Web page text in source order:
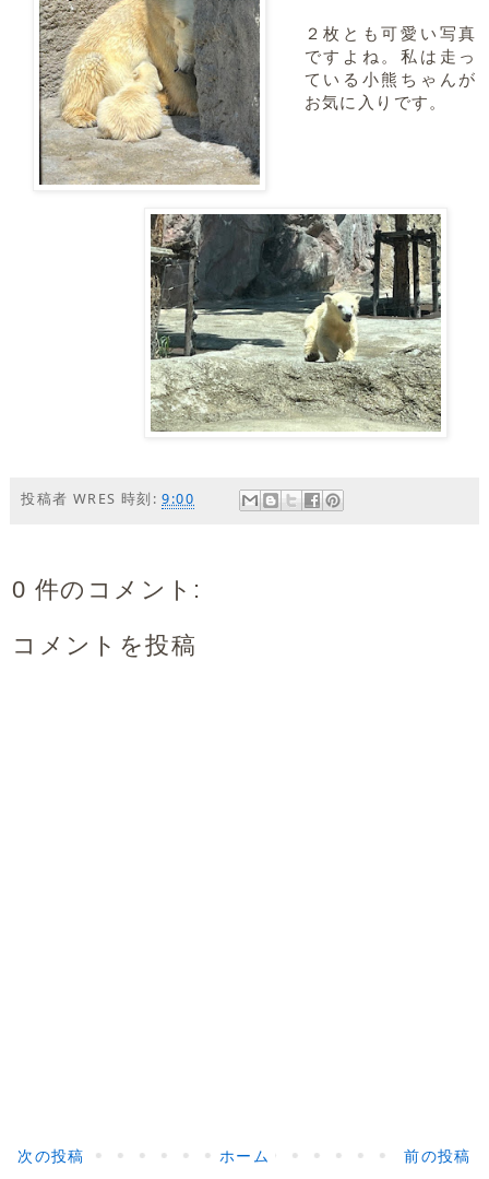
２枚とも可愛い写真
ですよね。私は走っ
ている小熊ちゃんが
お気に入りです。
投稿者 WRES 時刻:9:00
0 件のコメント:
コメントを投稿
次の投稿 前の投稿
ホーム